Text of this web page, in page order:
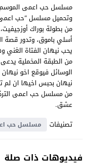
من بطولة بوراك أوزجيفيت،
أسلي باموق، وتدور قصة
يحب نيهان الفتاة
من الطبقة المخملية
الوسائل فيوقع اخو
من مسلسل حب اعمى
عشق.
تصنيفات
مسلسل حب
فيديوهات ذات صلة